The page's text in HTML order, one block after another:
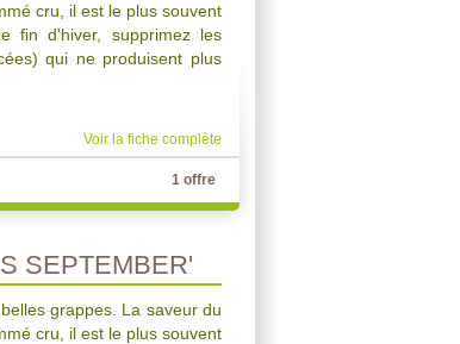
cru, il est le plus souvent
fin d'hiver, supprimez les
qui ne produisent plus
Voir la fiche complète
1 offre
SEPTEMBER'
grappes. La saveur du
cru, il est le plus souvent